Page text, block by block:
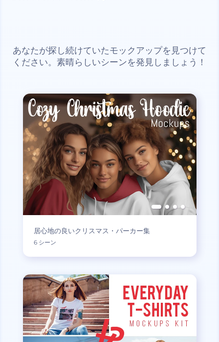
あなたが探し続けていたモックアップを見つけて
ください。素晴らしいシーンを発見しましょう！
居心地の良いクリスマス・パーカー集
6 シーン